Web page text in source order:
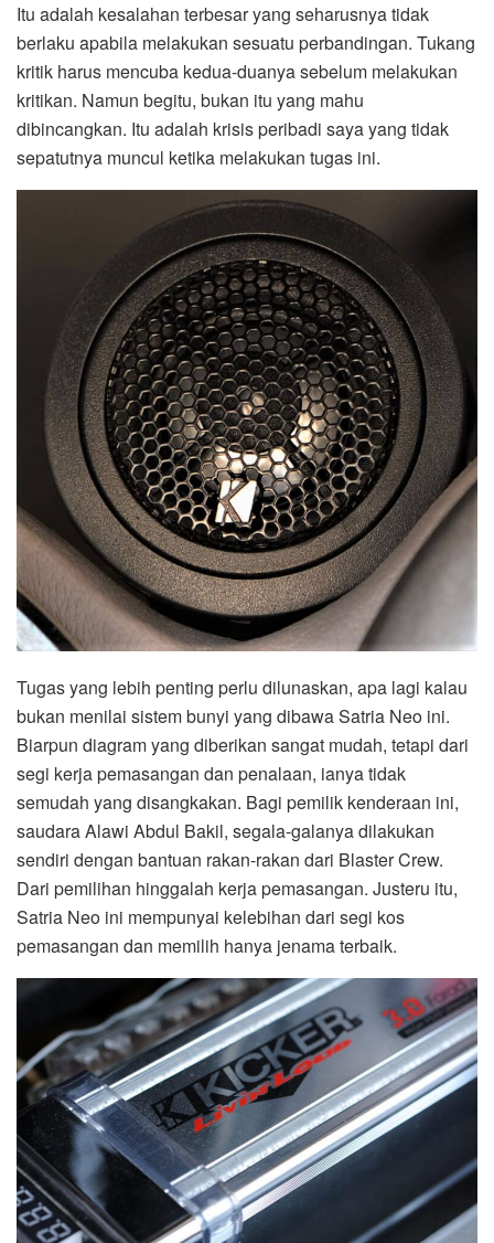
Itu adalah kesalahan terbesar yang seharusnya tidak
berlaku apabila melakukan sesuatu perbandingan. Tukang
kritik harus mencuba kedua-duanya sebelum melakukan
kritikan. Namun begitu, bukan itu yang mahu
dibincangkan. Itu adalah krisis peribadi saya yang tidak
sepatutnya muncul ketika melakukan tugas ini.
Tugas yang lebih penting perlu dilunaskan, apa lagi kalau
bukan menilai sistem bunyi yang dibawa Satria Neo ini.
Biarpun diagram yang diberikan sangat mudah, tetapi dari
segi kerja pemasangan dan penalaan, ianya tidak
semudah yang disangkakan. Bagi pemilik kenderaan ini,
saudara Alawi Abdul Bakil, segala-galanya dilakukan
sendiri dengan bantuan rakan-rakan dari Blaster Crew.
Dari pemilihan hinggalah kerja pemasangan. Justeru itu,
Satria Neo ini mempunyai kelebihan dari segi kos
pemasangan dan memilih hanya jenama terbaik.